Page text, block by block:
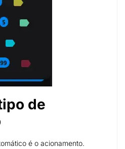
de
é o acionamento.